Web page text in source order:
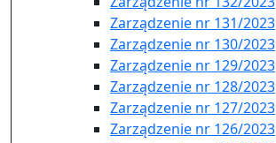
Zarządzenie nr 131/2023
Zarządzenie nr 130/2023
Zarządzenie nr 129/2023
Zarządzenie nr 128/2023
Zarządzenie nr 127/2023
Zarządzenie nr 126/2023